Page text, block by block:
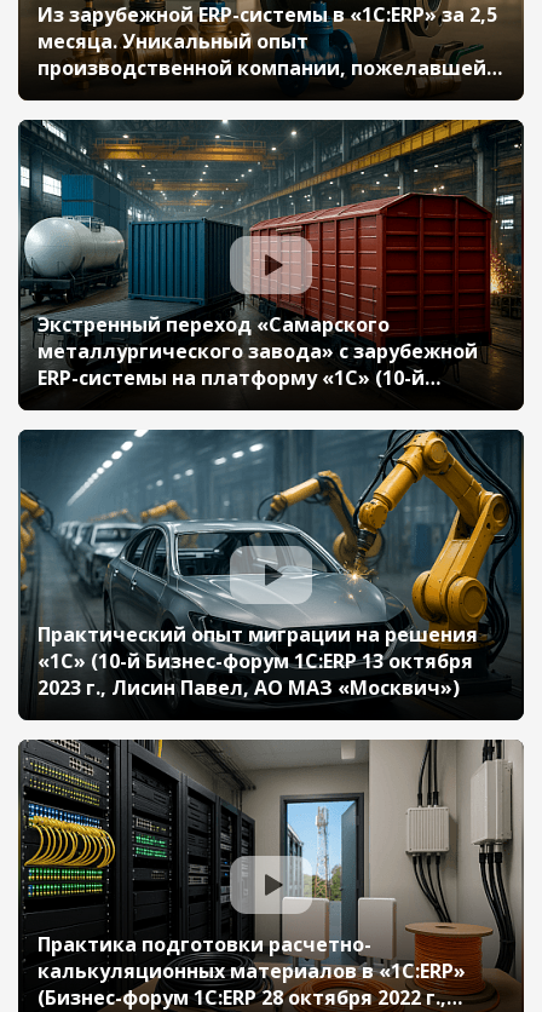
Из зарубежной ERP-системы в «1C:ERP» за 2,5
месяца. Уникальный опыт
производственной компании, пожелавшей
остаться в России (10-й Бизнес-форум 1С:ERP
13 октября 2023 г., Кузнецов Михаил, ООО
«РИДАН»)
Экстренный переход «Самарского
металлургического завода» c зарубежной
ERP-системы на платформу «1С» (10-й
Бизнес-форум 1С:ERP 13 октября 2023 г.,
Полякова Светлана, АО «Самарский
металлургический завод»)
Практический опыт миграции на решения
«1С» (10-й Бизнес-форум 1С:ERP 13 октября
2023 г., Лисин Павел, АО МАЗ «Москвич»)
Практика подготовки расчетно-
калькуляционных материалов в «1С:ERP»
(Бизнес-форум 1С:ERP 28 октября 2022 г.,